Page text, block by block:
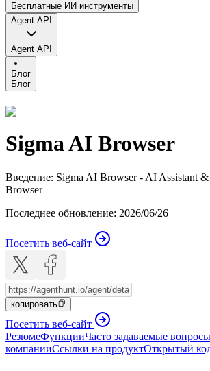
Бесплатные ИИ инструменты
Agent API
Agent API
Блог
Блог
Sigma AI Browser
Введение: Sigma AI Browser - AI Assistant
Browser
Последнее обновление: 2026/06/26
Посетить веб-сайт
копировать
Посетить веб-сайт
РезюмеФункцииЧасто задаваемые вопросы
компанииСсылки на продуктОткрытый